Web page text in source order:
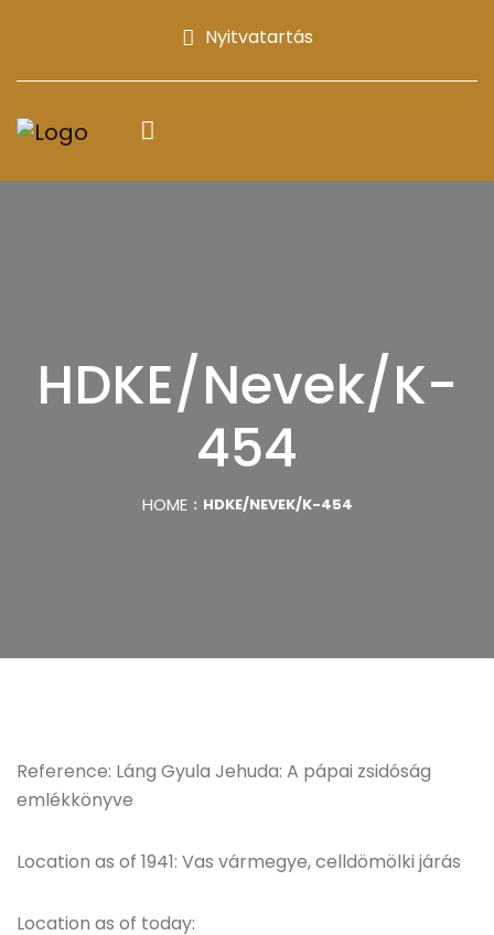
Nyitvatartás
HDKE/Nevek/K-
454
HOME HDKE/NEVEK/K-454
Reference: Láng Gyula Jehuda: A pápai zsidóság
emlékkönyve
Location as of 1941: Vas vármegye, celldömölki járás
Location as of today: